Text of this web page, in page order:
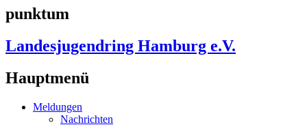
punktum
Landesjugendring Hamburg e.V.
Hauptmenü
Meldungen
Nachrichten